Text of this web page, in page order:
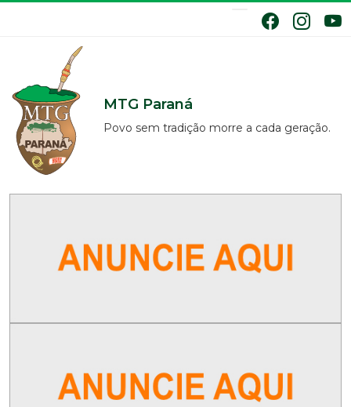
MTG Paraná
Povo sem tradição morre a cada geração.